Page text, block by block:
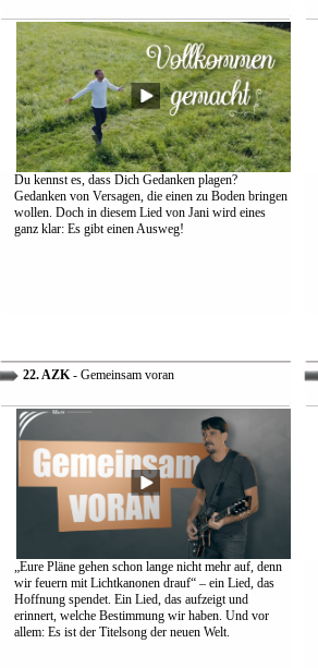
Du kennst es, dass Dich Gedanken plagen?
Gedanken von Versagen, die einen zu Boden bringen
wollen. Doch in diesem Lied von Jani wird eines
ganz klar: Es gibt einen Ausweg!
22. AZK- Gemeinsam voran
„Eure Pläne gehen schon lange nicht mehr auf, denn
wir feuern mit Lichtkanonen drauf“ – ein Lied, das
Hoffnung spendet. Ein Lied, das aufzeigt und
erinnert, welche Bestimmung wir haben. Und vor
allem: Es ist der Titelsong der neuen Welt.